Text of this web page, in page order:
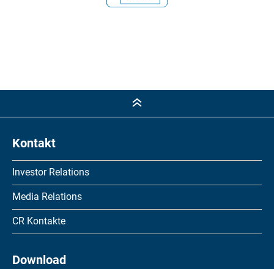
Kontakt
Investor Relations
Media Relations
CR Kontakte
Download